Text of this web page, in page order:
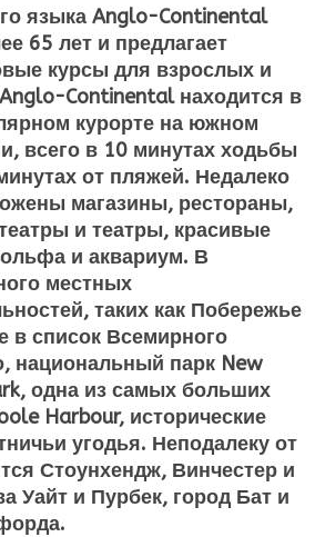
языка Anglo-Continental
65 лет и предлагает
курсы для взрослых и
Continental находится в
курорте на южном
всего в 10 минутах ходьбы
от пляжей. Недалеко
магазины, рестораны,
и театры, красивые
и аквариум. В
местных
таких как Побережье
в список Всемирного
национальный парк New
одна из самых больших
Harbour, исторические
угодья. Неподалеку от
Стоунхендж, Винчестер и
Уайт и Пурбек, город Бат и